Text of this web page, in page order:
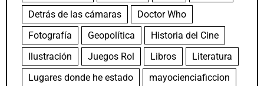
Detrás de las cámaras
Doctor Who
Fotografía
Geopolítica
Historia del Cine
Ilustración
Juegos Rol Libros
Literatura
Lugares donde he estado
mayocienciaficcion